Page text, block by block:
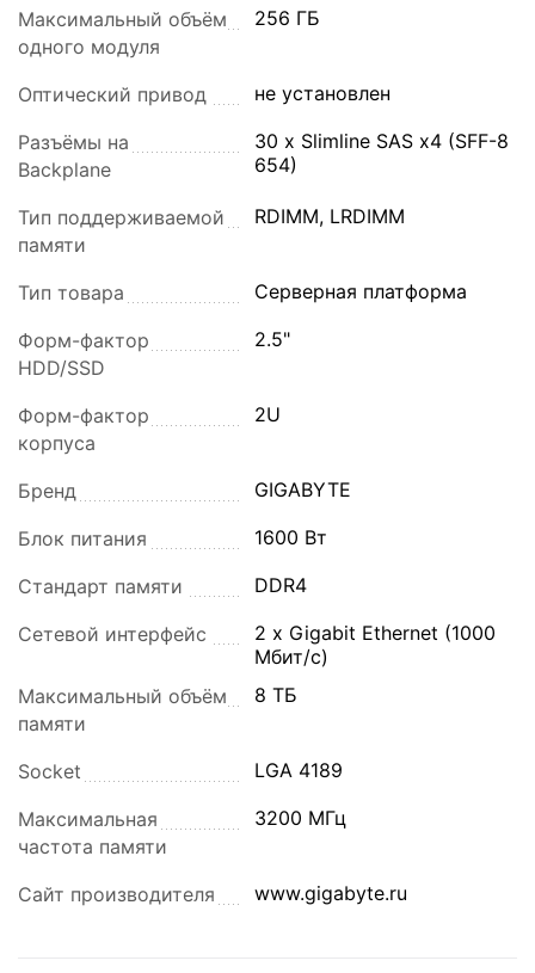
Максимальный объём
одного модуля
256 ГБ
Оптический привод не установлен
Разъёмы на
Backplane
30 x Slimline SAS x4 (SFF-8
654)
Тип поддерживаемой
памяти
RDIMM, LRDIMM
Тип товара Серверная платформа
Форм-фактор
HDD/SSD
2.5"
Форм-фактор
корпуса
2U
Бренд GIGABYTE
Блок питания 1600 Вт
Стандарт памяти DDR4
Сетевой интерфейс
2 x Gigabit Ethernet (1000
Мбит/с)
Максимальный объём
памяти
8 ТБ
Socket LGA 4189
Максимальная
частота памяти
3200 МГц
Сайт производителя www.gigabyte.ru